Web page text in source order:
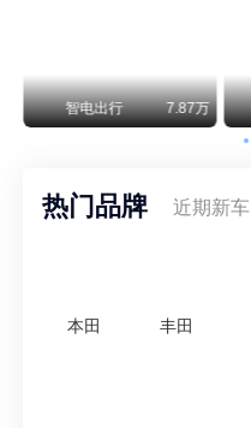
智电出行 7.87万
热门品牌 近期新车
本田 丰田